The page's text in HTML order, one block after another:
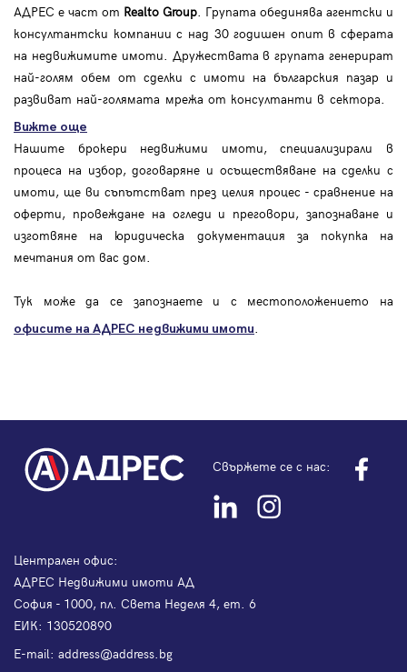
АДРЕС е част от Realto Group. Групата обединява агентски и
консултантски компании с над 30 годишен опит в сферата
на недвижимите имоти. Дружествата в групата генерират
най-голям обем от сделки с имоти на българския пазар и
развиват най-голямата мрежа от консултанти в сектора.
Вижте още
Нашите брокери недвижими имоти, специализирали в
процеса на избор, договаряне и осъществяване на сделки с
имоти, ще ви съпътстват през целия процес - сравнение на
оферти, провеждане на огледи и преговори, запознаване и
изготвяне на юридическа документация за покупка на
мечтания от вас дом.
Тук може да се запознаете и с местоположението на
офисите на АДРЕС недвижими имоти.
Свържете се с нас:
Централен офис:
АДРЕС Недвижими имоти АД
София - 1000, пл. Света Неделя 4, ет. 6
ЕИК: 130520890
Е-mail: address@address.bg